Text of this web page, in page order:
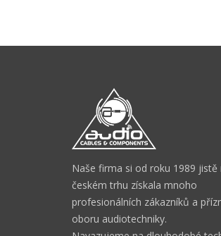
Naše firma si od roku 1989 jistě
českém trhu získala mnoho
profesionálních zákazníků a
oboru audiotechniky.